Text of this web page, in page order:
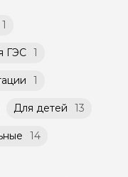
тура и
соглашения
любую
гидом.
могут
тех же
с количество
1
ГЭС 1
1
Для детей 13
14